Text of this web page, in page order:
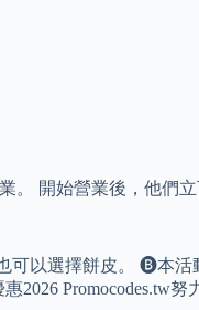
。 開始營業後，他們
可以選擇餅皮。 🅑本
Promocodes.tw